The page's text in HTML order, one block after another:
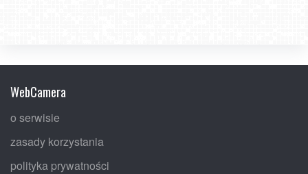
WebCamera
o serwisie
zasady korzystania
polityka prywatności